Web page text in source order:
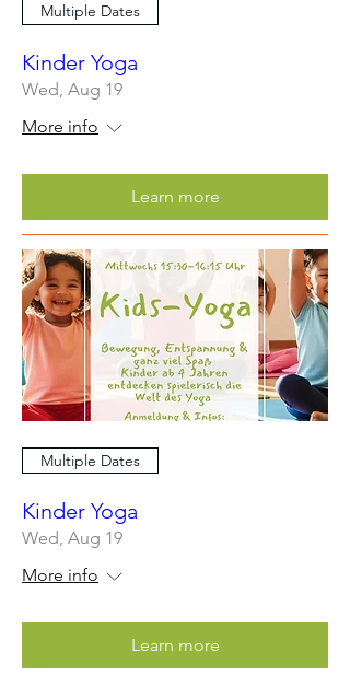
Multiple Dates
Kinder Yoga
Wed, Aug 19
More info
Learn more
Multiple Dates
Kinder Yoga
Wed, Aug 19
More info
Learn more